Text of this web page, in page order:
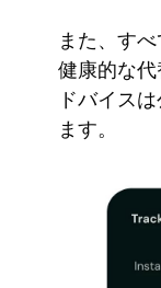
また、す
健康的な
ドバイス
ます。